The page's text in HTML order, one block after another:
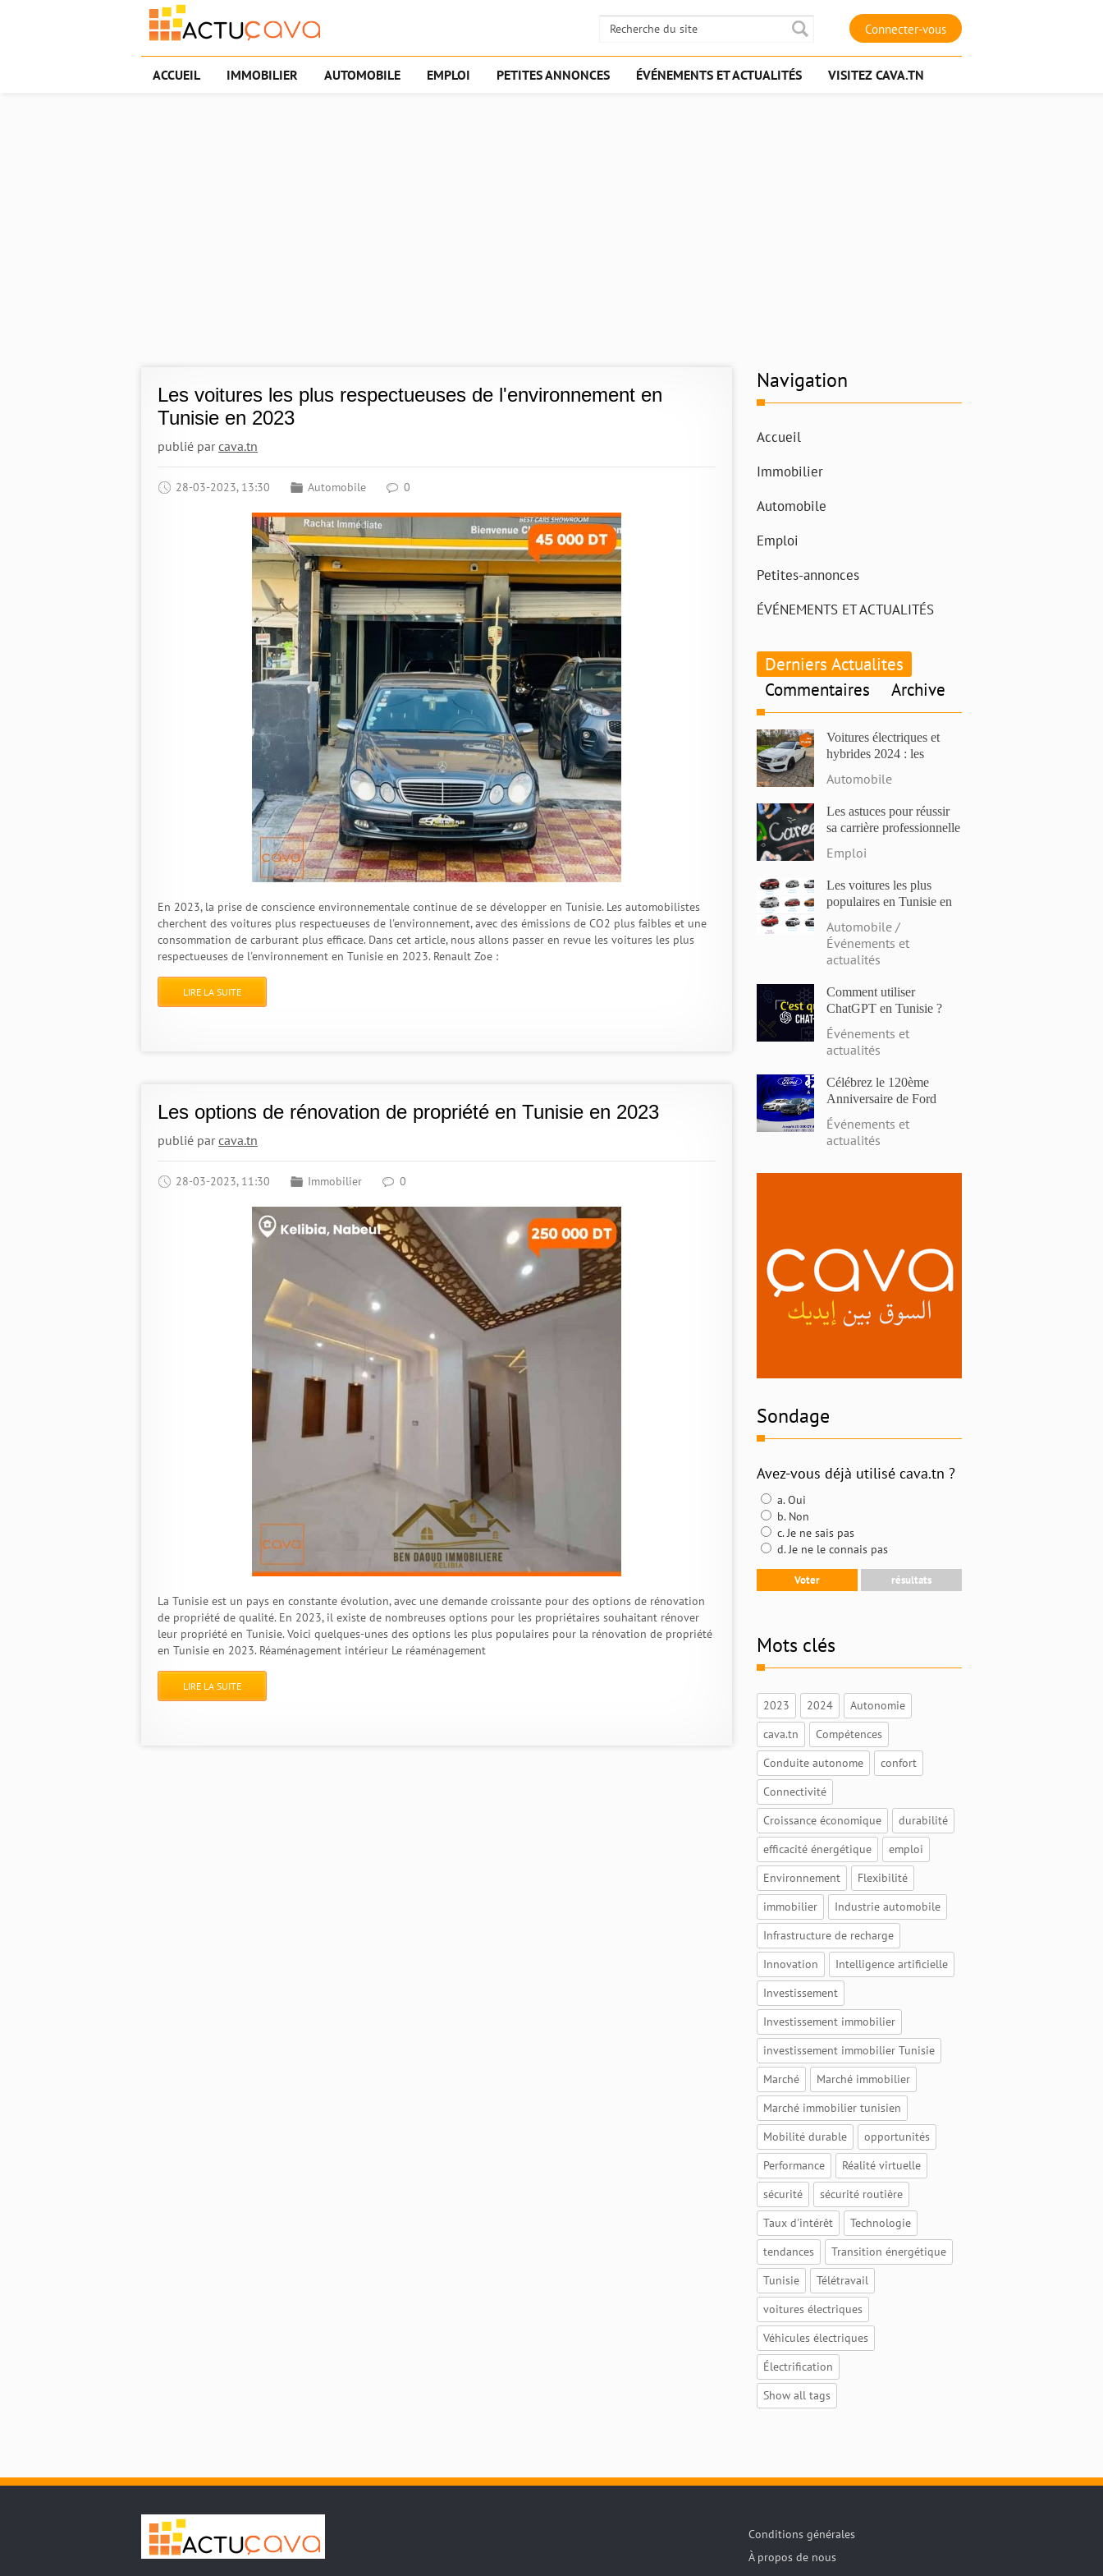
Connecter-vous
ACCUEIL IMMOBILIER AUTOMOBILE EMPLOI PETITES ANNONCES ÉVÉNEMENTS ET ACTUALITÉS VISITEZ CAVA.TN
Les voitures les plus respectueuses de l'environnement en
Tunisie en 2023
publié parcava.tn
28-03-2023, 13:30 Automobile 0
En 2023, la prise de conscience environnementale continue de se développer en Tunisie. Les automobilistes
cherchent des voitures plus respectueuses de l'environnement, avec des émissions de CO2 plus faibles et une
consommation de carburant plus efficace. Dans cet article, nous allons passer en revue les voitures les plus
respectueuses de l'environnement en Tunisie en 2023. Renault Zoe :
LIRE LA SUITE
Les options de rénovation de propriété en Tunisie en 2023
publié parcava.tn
28-03-2023, 11:30 Immobilier 0
La Tunisie est un pays en constante évolution, avec une demande croissante pour des options de rénovation
de propriété de qualité. En 2023, il existe de nombreuses options pour les propriétaires souhaitant rénover
leur propriété en Tunisie. Voici quelques-unes des options les plus populaires pour la rénovation de propriété
en Tunisie en 2023. Réaménagement intérieur Le réaménagement
LIRE LA SUITE
Navigation
Accueil
Immobilier
Automobile
Emploi
Petites-annonces
ÉVÉNEMENTS ET ACTUALITÉS
Derniers Actualites
Commentaires
Archive
Voitures électriques et
hybrides 2024 : les
et les dernières
Automobile
Les astuces pour réussir
sa carrière professionnelle
Emploi
Les voitures les plus
populaires en Tunisie en
prix et des caractéristiques
Automobile /
Événements et
actualités
Comment utiliser
ChatGPT en Tunisie ?
Événements et
actualités
Célébrez le 120ème
Anniversaire de Ford
avec Alpha Ford en
Tunisie : Profitez de
Remises Exceptionnelles
Événements et
actualités
Sondage
Avez-vous déjà utilisé cava.tn ?
a. Oui
b. Non
c. Je ne sais pas
d. Je ne le connais pas
Mots clés
2023 2024
Autonomie
cava.tn
Compétences
Conduite autonome
confort
Connectivité
Croissance économique
durabilité
efficacité énergétique
emploi
Environnement
Flexibilité
immobilier
Industrie automobile
Infrastructure de recharge
Innovation
Intelligence artificielle
Investissement
Investissement immobilier
investissement immobilier Tunisie
Marché
Marché immobilier
Marché immobilier tunisien
Mobilité durable
opportunités
Performance
Réalité virtuelle
sécurité
sécurité routière
Taux d'intérêt
Technologie
tendances
Transition énergétique
Tunisie
Télétravail
voitures électriques
Véhicules électriques
Électrification
Show all tags
Conditions générales
À propos de nous